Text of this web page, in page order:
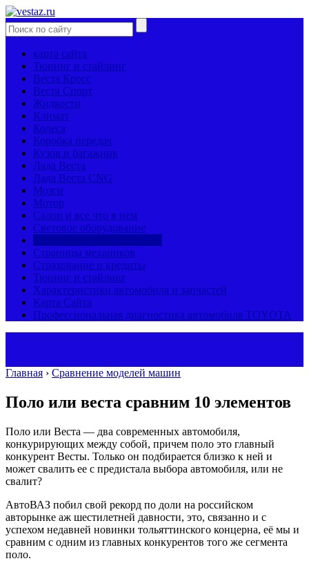
карта сайта
Тюнинг и стайлинг
Веста Кросс
Веста Спорт
Жидкости
Климат
Колеса
Коробка передач
Кузов и багажник
Лада Веста
Лада Веста CNG
Мозги
Мотор
Салон и все что в нем
Световое оборудование
Страницы механиков
Страхование и кредиты
Тюнинг и стайлинг
Характеристики автомобиля и запчастей
Карта Сайта
Профессиональная диагностика автомобиля TOYOTA
Главная › Сравнение моделей машин
Поло или веста сравним 10 элементов
Поло или Веста — два современных автомобиля,
конкурирующих между собой, причем поло это главный
конкурент Весты. Только он подбирается близко к ней и
может свалить ее с предистала выбора автомобиля, или не
свалит?
АвтоВАЗ побил свой рекорд по доли на российском
авторынке аж шестилетней давности, это, связанно и с
успехом недавней новинки тольяттинского концерна, её мы и
сравним с одним из главных конкурентов того же сегмента
поло.